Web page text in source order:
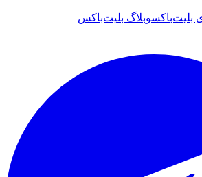
بلیت‌باکسوبلاگ بلیت‌باکس